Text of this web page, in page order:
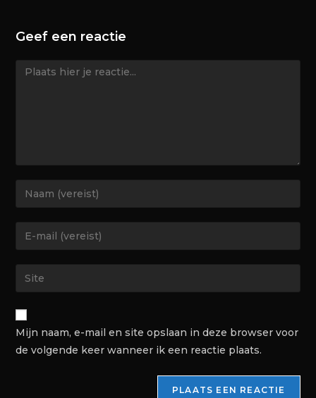
Geef een reactie
Mijn naam, e-mail en site opslaan in deze browser voor
de volgende keer wanneer ik een reactie plaats.